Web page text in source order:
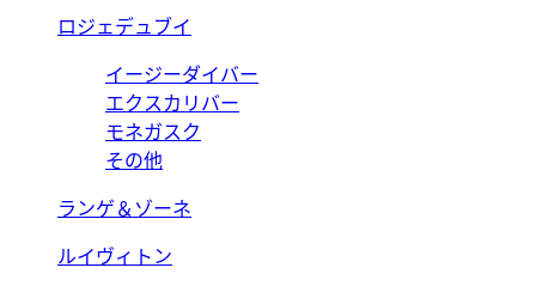
ロジェデュブイ
イージーダイバー
エクスカリバー
モネガスク
その他
ランゲ＆ゾーネ
ルイヴィトン